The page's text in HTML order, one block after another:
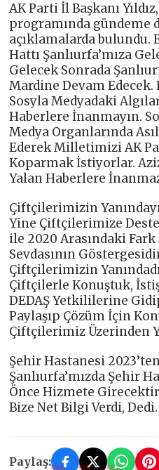
AK Parti İl Başkanı
programında gündeme
açıklamalarda bulundu.
Hattı Şanlıurfa’mıza
Gelecek Sonrada
Mardine Devam Edecek.
Sosyla Medyadaki
Haberlere İnanmayın.
Medya Organlarında
Ederek Milletimizi AK
Koparmak İstiyorlar.
Yalan Haberlere
Çiftçilerimizin
Yine Çiftçilerimize
ile 2020 Arasındaki
Sevdasının
Çiftçilerimizin
Çiftçilerle Konuştuk,
DEDAŞ Yetkililerine
Paylaşıp Çözüm İçin
Çiftçilerimiz Üzerinden
Şehir Hastanesi
Şanlıurfa’mızda Şehir
Önce Hizmete
Bize Net Bilgi Verdi, Dedi.
Paylaş: